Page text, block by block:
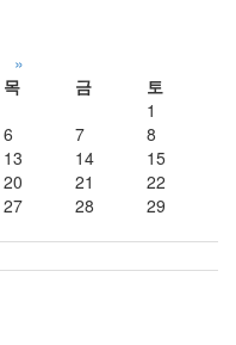
»
목 금
토
1
6 7
8
13 14
15
20 21
22
27 28
29